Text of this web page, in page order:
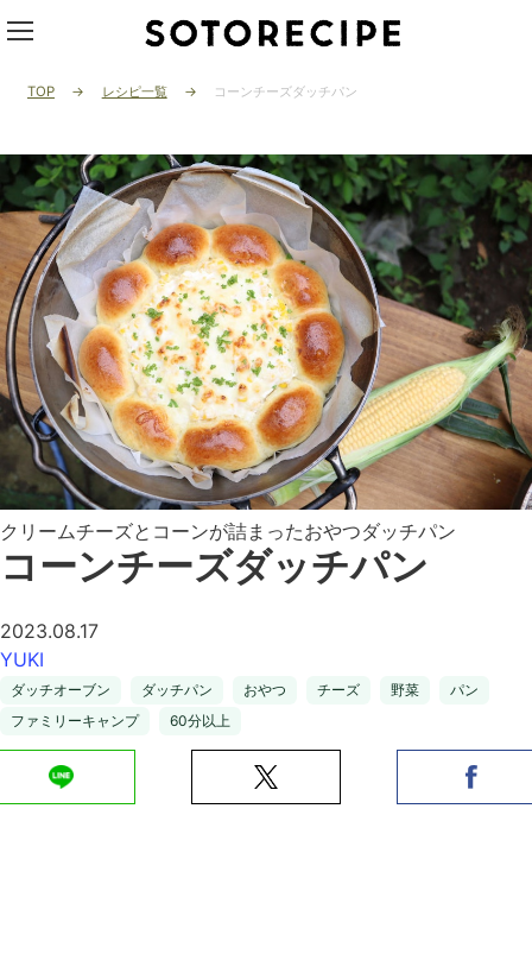
TOP レシピ一覧 コーンチーズダッチパン
クリームチーズとコーンが詰まったおやつダッチパン
コーンチーズダッチパン
2023.08.17
YUKI
ダッチオーブン ダッチパン おやつ チーズ 野菜
パン
ファミリーキャンプ
60分以上